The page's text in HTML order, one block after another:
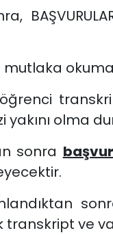
öğrenci
yakını olma
sonra
ve